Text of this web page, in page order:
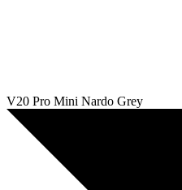
V20 Pro Mini Nardo Grey